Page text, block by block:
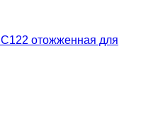
отожженная для